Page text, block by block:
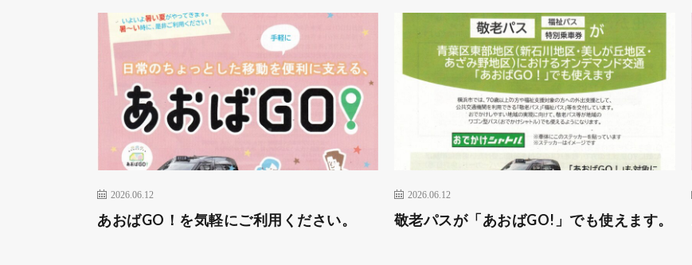
2026.06.12
あおばGO！を気軽にご利用ください。
2026.06.12
敬老パスが「あおばGO!」でも使えます。